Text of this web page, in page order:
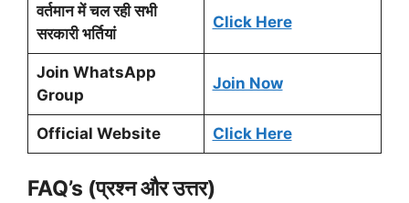
वर्तमान में चल रही सभी
सरकारी भर्तियां
Click Here
Join WhatsApp
Group
Join Now
Official Website Click Here
FAQ’s (प्रश्न और उत्तर)